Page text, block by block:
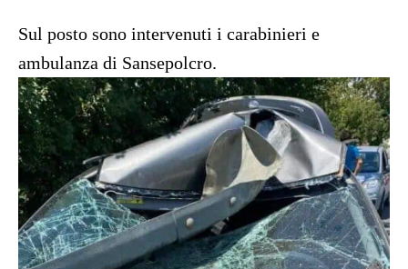
Sul posto sono intervenuti i carabinieri e
ambulanza di Sansepolcro.